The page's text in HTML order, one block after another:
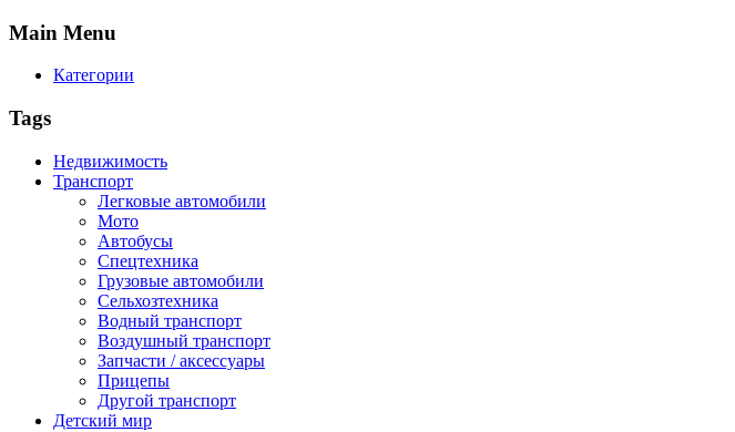
Main Menu
Категории
Tags
Недвижимость
Транспорт
Легковые автомобили
Мото
Автобусы
Спецтехника
Грузовые автомобили
Сельхозтехника
Водный транспорт
Воздушный транспорт
Запчасти / аксессуары
Прицепы
Другой транспорт
Детский мир